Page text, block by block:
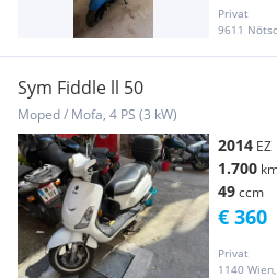
Privat
9611
Sym Fiddle ll 50
Moped / Mofa, 4 PS (3 kW)
2014 EZ
1.700
49ccm
Privat
1140
€ 360